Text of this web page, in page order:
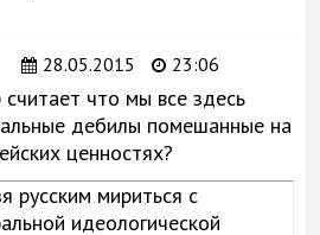
28.05.2015 23:06
что мы все здесь
дебилы помешанные на
ценностях?
русским мириться с
идеологической